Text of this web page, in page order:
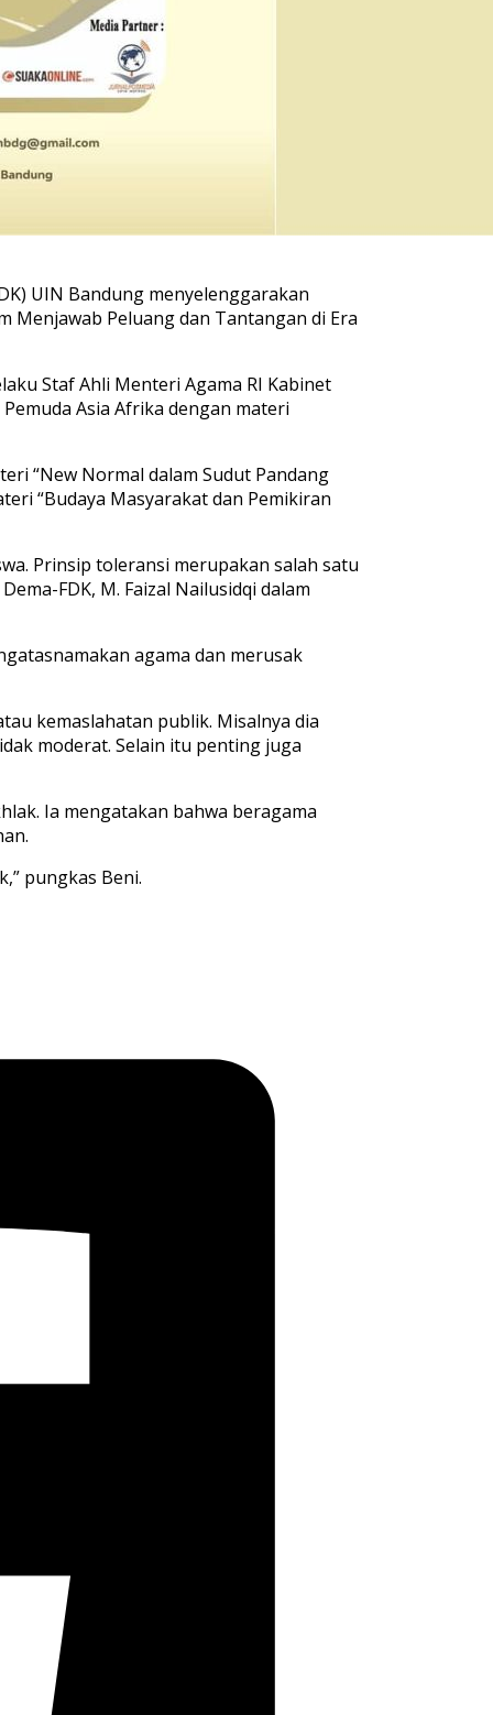
UIN Bandung menyelenggarakan
Menjawab Peluang dan Tantangan di Era
Staf Ahli Menteri Agama RI Kabinet
Asia Afrika dengan materi
“New Normal dalam Sudut Pandang
“Budaya Masyarakat dan Pemikiran
Prinsip toleransi merupakan salah satu
FDK, M. Faizal Nailusidqi dalam
agama dan merusak
kemaslahatan publik. Misalnya dia
moderat. Selain itu penting juga
Ia mengatakan bahwa beragama
pungkas Beni.